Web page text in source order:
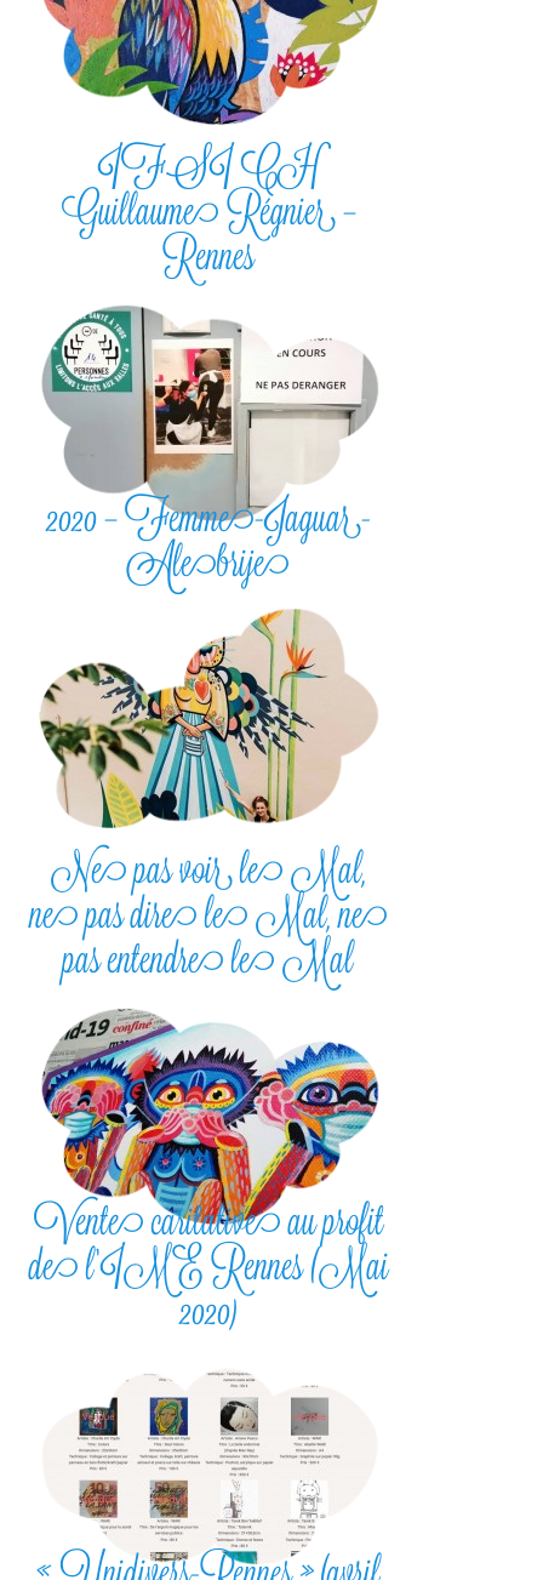
IFSI CH
Guillaume Régnier –
Rennes
2020 – Femme-Jaguar-
Alebrije
Ne pas voir le Mal,
ne pas dire le Mal, ne
pas entendre le Mal
Vente caritative au profit
de l’IME Rennes (Mai
2020)